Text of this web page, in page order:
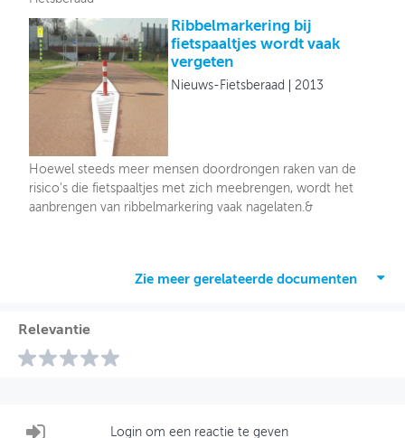
Ribbelmarkering bij
fietspaaltjes wordt vaak
vergeten
Nieuws-Fietsberaad 2013
Hoewel steeds meer mensen doordrongen raken van de
risico's die fietspaaltjes met zich meebrengen, wordt het
aanbrengen van ribbelmarkering vaak nagelaten.&
Zie meer gerelateerde documenten
Relevantie
Login om een reactie te geven